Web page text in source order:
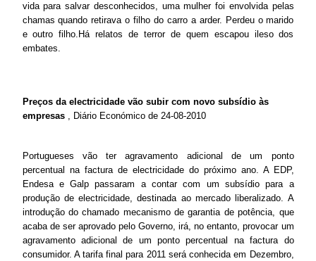
vida para salvar desconhecidos, uma mulher foi envolvida pelas
chamas quando retirava o filho do carro a arder. Perdeu o marido
e outro filho.Há relatos de terror de quem escapou ileso dos
embates.
Preços da electricidade vão subir com novo subsídio às
empresas , Diário Económico de 24-08-2010
Portugueses vão ter agravamento adicional de um ponto
percentual na factura de electricidade do próximo ano. A EDP,
Endesa e Galp passaram a contar com um subsídio para a
produção de electricidade, destinada ao mercado liberalizado. A
introdução do chamado mecanismo de garantia de potência, que
acaba de ser aprovado pelo Governo, irá, no entanto, provocar um
agravamento adicional de um ponto percentual na factura do
consumidor. A tarifa final para 2011 será conhecida em Dezembro,